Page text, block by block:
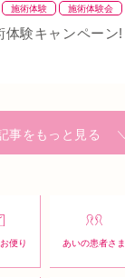
施術体験 施術体験会
体験キャンペーン!
事をもっと見る
便り あいの患者さま